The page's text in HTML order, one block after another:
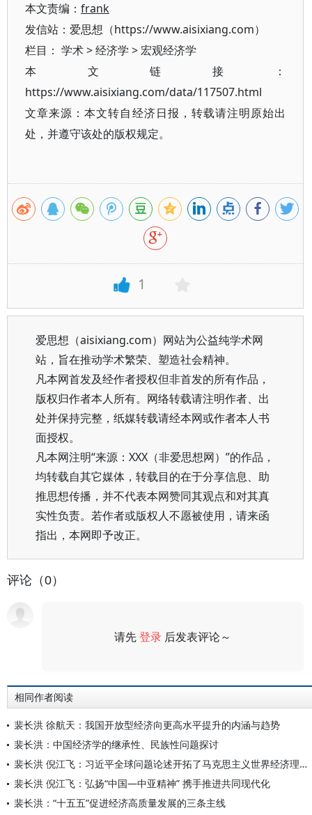
本文责编： frank
发信站：爱思想（https://www.aisixiang.com）
栏目： 学术>经济学 >宏观经济学
本文链接：
https://www.aisixiang.com/data/117507.html
文章来源：本文转自经济日报，转载请注明原始出
处，并遵守该处的版权规定。
1
爱思想（aisixiang.com）网站为公益纯学术网
站，旨在推动学术繁荣、塑造社会精神。
凡本网首发及经作者授权但非首发的所有作品，
版权归作者本人所有。网络转载请注明作者、出
处并保持完整，纸媒转载请经本网或作者本人书
面授权。
凡本网注明“来源：XXX（非爱思想网）”的作品，
均转载自其它媒体，转载目的在于分享信息、助
推思想传播，并不代表本网赞同其观点和对其真
实性负责。若作者或版权人不愿被使用，请来函
指出，本网即予改正。
评论（0）
请先登录 后发表评论～
相同作者阅读
裴长洪 徐航天：我国开放型经济向更高水平提升的内涵与趋势
裴长洪：中国经济学的继承性、民族性问题探讨
裴长洪 倪江飞：习近平全球问题论述开拓了马克思主义世界经济理论新境界
裴长洪 倪江飞：弘扬“中国—中亚精神” 携手推进共同现代化
裴长洪：“十五五”促进经济高质量发展的三条主线